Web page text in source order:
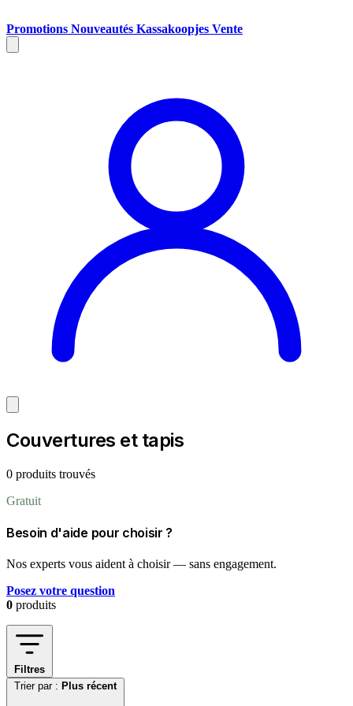
Promotions Nouveautés Kassakoopjes Vente
Couvertures et tapis
0 produits trouvés
Gratuit
Besoin d'aide pour choisir ?
Nos experts vous aident à choisir — sans engagement.
Posez votre question
0 produits
Filtres
Trier par : Plus récent